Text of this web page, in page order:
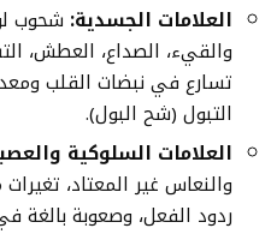
العلامات الجسدية: شحوب
والقيء، الصداع، العطش،
تسارع في نبضات القلب
التبول (شح البول).
العلامات السلوكية
والنعاس غير المعتاد،
ردود الفعل، وصعوبة بالغة